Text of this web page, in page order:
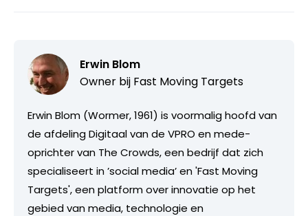
Erwin Blom
Owner bij Fast Moving Targets
Erwin Blom (Wormer, 1961) is voormalig hoofd van
de afdeling Digitaal van de VPRO en mede-
oprichter van The Crowds, een bedrijf dat zich
specialiseert in ’social media’ en 'Fast Moving
Targets', een platform over innovatie op het
gebied van media, technologie en